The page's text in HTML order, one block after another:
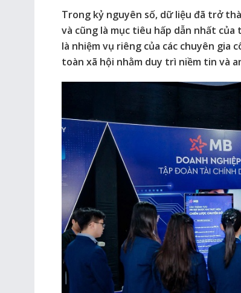
Trong kỷ nguyên số, dữ liệu đã trở
và cũng là mục tiêu hấp dẫn nhất của
là nhiệm vụ riêng của các chuyên gia
toàn xã hội nhằm duy trì niềm tin và